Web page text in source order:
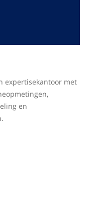
expertisekantoor met
en